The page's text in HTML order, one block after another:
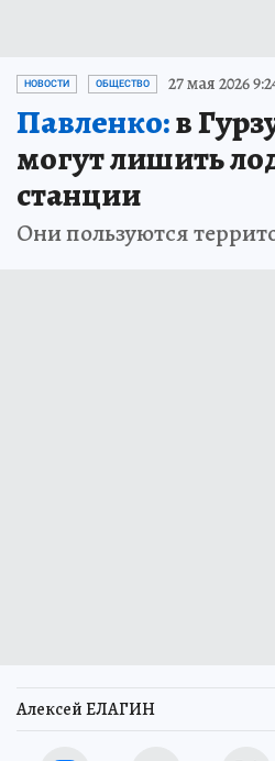
НОВОСТИ ОБЩЕСТВО 27 мая 2026
Павленко:в
могут лишить
станции
Они пользуются
Алексей ЕЛАГИН